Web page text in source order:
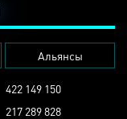
Альянсы
422 149 150
217 289 828